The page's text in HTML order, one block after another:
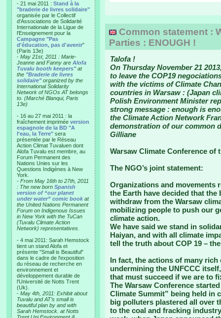
- 21 mai 2011 : Stand à la
"braderie de livres solidaire"
organisée par le Collectif
d'Associations de Solidarité
Internationale de la Ligue de
l'Enseignement pour la
Campagne "Pas
d'éducation, pas d'avenir"
(Paris 13e)
- May 21st, 2011 : Marie-
Jeanne and Fanny are Alofa
Tuvalu booth keepers"at
the "Braderie de livres
solidaire"organized by the
International Solidarity
Network of NGOs AT belongs
to. (Marché Blanqui, Paris
13e)
- 16 au 27 mai 2011 : la
fraîchement imprimée version
espagnole de la BD "A
l'eau, la Terre" sera
présentée par le Réseau
Action Climat Tuvaluen dont
Alofa Tuvalu est membre, au
Forum Permanent des
Nations Unies sur les
Questions Indigènes à New
York.
- From May 16th to 27th, 2011
: The new born Spanish
version of “our planet
under water” comic book at
the United Nations Permanent
Forum on Indigenous Issues
in New York with the TuCan
(Tuvalu Climate Action
Network) representatives.
- 4 mai 2011: Sarah Hemstock
tient un stand Alofa et
présente "Small is Beautiful"
dans le cadre de l'exposition
du réseau de recherche en
environnement et
développement durable de
l'Université de Notts Trent
(Uk).
- May 4th, 2011: Exhibit about
Tuvalu and AT’s small is
beautiful plan by and with
Sarah Hemstock. at Notts
Common statement :
Parties : ENOUGH !
Talofa !
On Thursday November 21
to leave the COP19
with the victims of Climate
countries in Warsaw : (Japan
Polish Environment Minister
strong message : enough is
the Climate Action Network
demonstration of our common
Gilliane
Warsaw Climate Conference of
The NGO’s joint statement:
Organizations and movements
the Earth have decided that
withdraw from the Warsaw
mobilizing people to push our
climate action.
We have said we stand in
Haiyan, and with all climate
tell the truth about COP 19 –
In fact, the actions of many
undermining the UNFCCC
that must succeed if we are to
The Warsaw Conference
Climate Summit” being held in
big polluters plastered all over
to the coal and fracking